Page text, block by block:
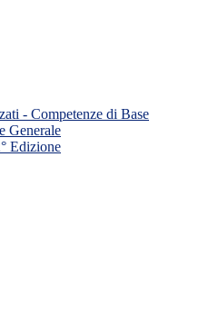
- Competenze di Base
Generale
Edizione